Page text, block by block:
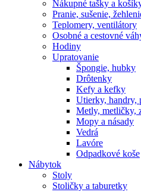
Nákupné tašky a
Pranie, sušenie,
Teplomery, ventilátory
Osobné a cestovné
Hodiny
Upratovanie
Špongie, hubky
Drôtenky
Kefy a kefky
Utierky, handry,
Metly, metličky,
Mopy a násady
Vedrá
Lavóre
Odpadkové koše
Nábytok
Stoly
Stoličky a taburetky